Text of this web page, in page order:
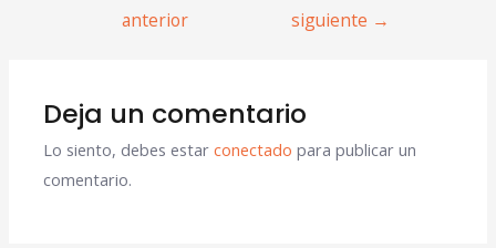
anterior
siguiente →
Deja un comentario
Lo siento, debes estarconectado para publicar un
comentario.